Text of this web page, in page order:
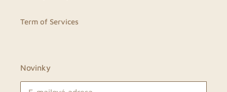
Term of Services
Novinky